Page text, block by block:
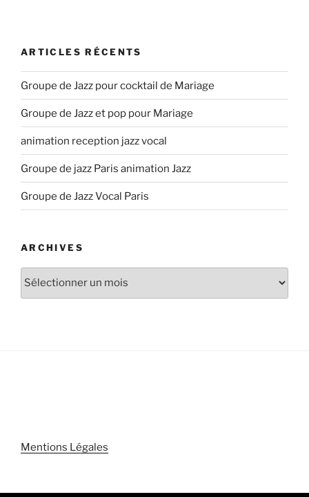
ARTICLES RÉCENTS
Groupe de Jazz pour cocktail de Mariage
Groupe de Jazz et pop pour Mariage
animation reception jazz vocal
Groupe de jazz Paris animation Jazz
Groupe de Jazz Vocal Paris
ARCHIVES
Archives
Mentions Légales